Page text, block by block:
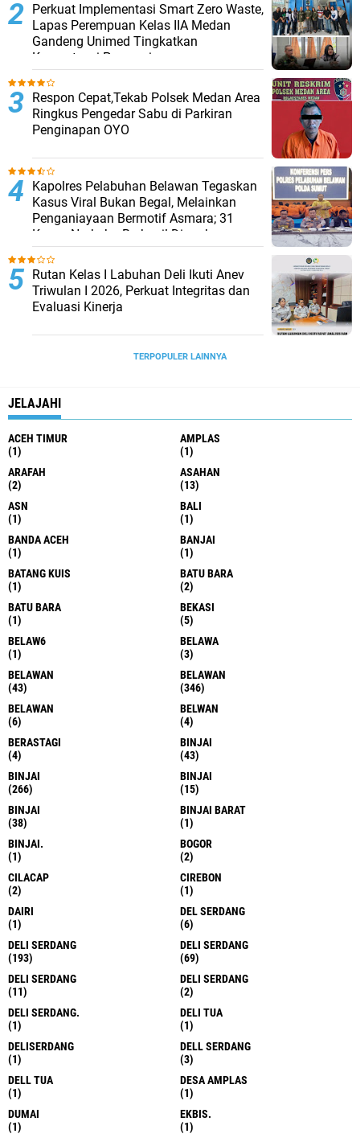
Perkuat Implementasi Smart Zero Waste,
Lapas Perempuan Kelas IIA Medan
Gandeng Unimed Tingkatkan
Kompetensi Pegawai
Respon Cepat,Tekab Polsek Medan Area
Ringkus Pengedar Sabu di Parkiran
Penginapan OYO
Kapolres Pelabuhan Belawan Tegaskan
Kasus Viral Bukan Begal, Melainkan
Penganiayaan Bermotif Asmara; 31
Kasus Narkoba Berhasil Diungkap
Rutan Kelas I Labuhan Deli Ikuti Anev
Triwulan I 2026, Perkuat Integritas dan
Evaluasi Kinerja
TERPOPULER LAINNYA
JELAJAHI
ACEH TIMUR
(1)
AMPLAS
(1)
ARAFAH
(2)
ASAHAN
(13)
ASN
(1)
BALI
(1)
BANDA ACEH
(1)
BANJAI
(1)
BATANG KUIS
(1)
BATU BARA
(2)
BATU BARA
(1)
BEKASI
(5)
BELAW6
(1)
BELAWA
(3)
BELAWAN
(43)
BELAWAN
(346)
BELAWAN
(6)
BELWAN
(4)
BERASTAGI
(4)
BINJAI
(43)
BINJAI
(266)
BINJAI
(15)
BINJAI
(38)
BINJAI BARAT
(1)
BINJAI.
(1)
BOGOR
(2)
CILACAP
(2)
CIREBON
(1)
DAIRI
(1)
DEL SERDANG
(6)
DELI SERDANG
(193)
DELI SERDANG
(69)
DELI SERDANG
(11)
DELI SERDANG
(2)
DELI SERDANG.
(1)
DELI TUA
(1)
DELISERDANG
(1)
DELL SERDANG
(3)
DELL TUA
(1)
DESA AMPLAS
(1)
DUMAI
(1)
EKBIS.
(1)